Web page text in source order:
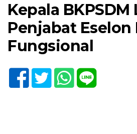
Kepala
Penjabat Eselon
Fungsional